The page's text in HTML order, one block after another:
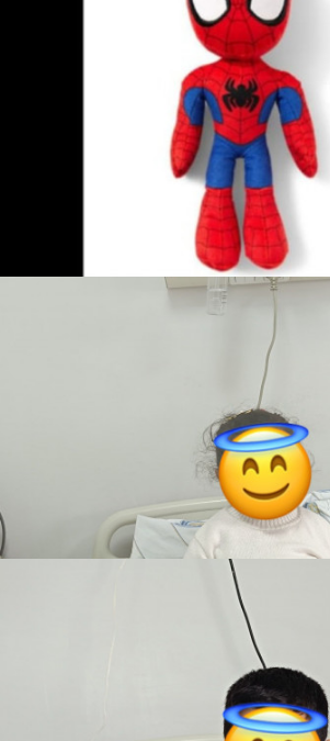
Aras
Teslim Edildi
Örümcek Adam Oyuncağı
Kübra
Teslim Edildi
Oyuncak Kız Bebek
Bünyamin
Teslim Edildi
Siyah Ve Beyaz Renkli Oyuncak